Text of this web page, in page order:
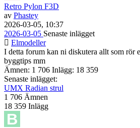
Retro Pylon F3D
av Phastey
2026-03-05, 10:37
2026-03-05 Senaste inlägget
Elmodeller
I detta forum kan ni diskutera allt som rör
byggtips mm
Ämnen: 1 706 Inlägg: 18 359
Senaste inlägget:
UMX Radian strul
1 706 Ämnen
18 359 Inlägg